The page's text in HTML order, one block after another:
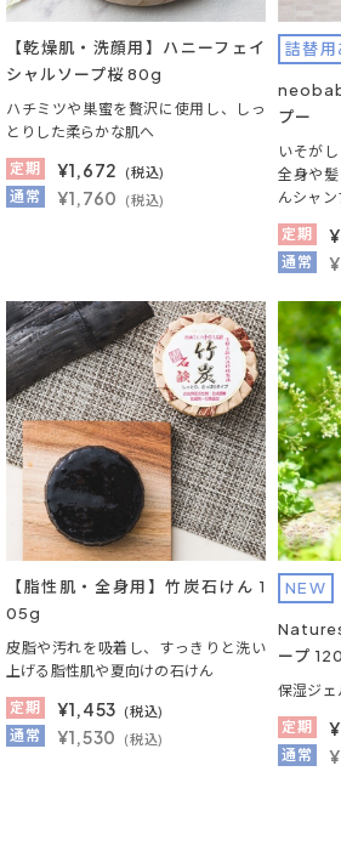
【乾燥肌・洗顔用】ハニーフェイ
シャルソープ桜 80g
ハチミツや巣蜜を贅沢に使用し、しっ
とりした柔らかな肌へ
定期
¥1,672 (税込)
通常 ¥1,760 (税込)
詰替用
プー
いそが
全身や
んシャン
定期
¥
通常
【脂性肌・全身用】竹炭石けん 1
05g
皮脂や汚れを吸着し、すっきりと洗い
上げる脂性肌や夏向けの石けん
定期
¥1,453 (税込)
通常 ¥1,530 (税込)
NEW
ープ
保湿ジェ
定期
¥
通常